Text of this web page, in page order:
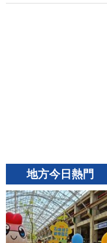
地方今日熱門